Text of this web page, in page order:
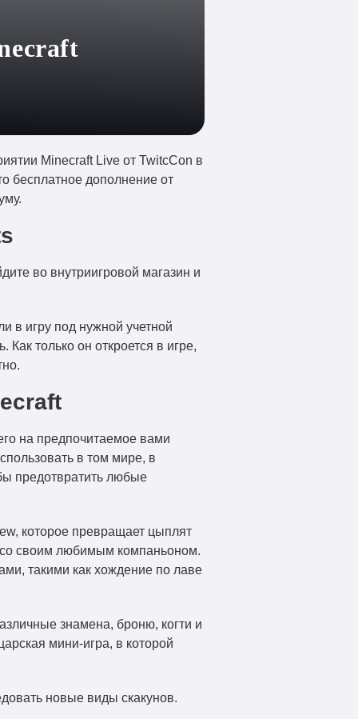
Minecraft Live от TwitcCon в
бесплатное дополнение от
во внутриигровой магазин и
в игру под нужной учетной
Как только он откроется в игре,
на предпочитаемое вами
в том мире, в
предотвратить любые
которое превращает цыплят
своим любимым компаньоном.
такими как хождение по лаве
знамена, броню, когти и
мини-игра, в которой
новые виды скакунов.